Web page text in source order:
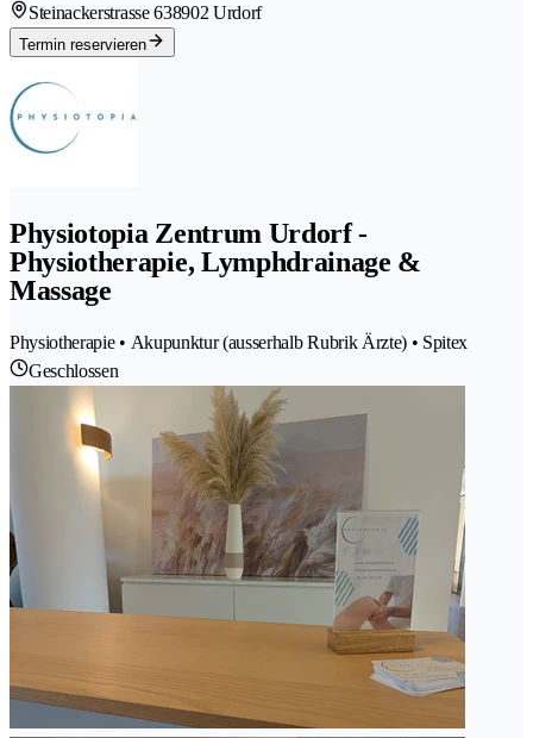
Steinackerstrasse 638902 Urdorf
Termin reservieren
Physiotopia Zentrum Urdorf -
Physiotherapie, Lymphdrainage &
Massage
Physiotherapie • Akupunktur (ausserhalb Rubrik Ärzte) • Spitex
Geschlossen